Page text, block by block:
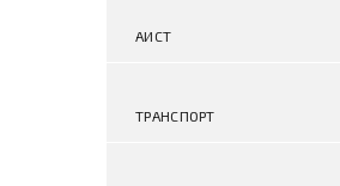
АИСТ
ТРАНСПОРТ